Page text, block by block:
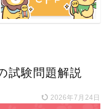
試験問題解説
2026年7月24日